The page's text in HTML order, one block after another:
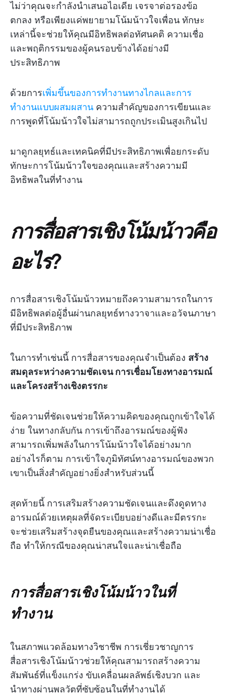
ไม่ว่าคุณจะกำลังนำเสนอไอเดีย เจรจาต่อรองข้อ
ตกลง หรือเพียงแค่พยายามโน้มน้าวใจเพื่อน ทักษะ
เหล่านี้จะช่วยให้คุณมีอิทธิพลต่อทัศนคติ ความเชื่อ
และพฤติกรรมของผู้คนรอบข้างได้อย่างมี
ประสิทธิภาพ
ด้วยการเพิ่มขึ้นของการทำงานทางไกลและการ
ทำงานแบบผสมผสาน ความสำคัญของการเขียนและ
การพูดที่โน้มน้าวใจไม่สามารถถูกประเมินสูงเกินไป
มาดูกลยุทธ์และเทคนิคที่มีประสิทธิภาพเพื่อยกระดับ
ทักษะการโน้มน้าวใจของคุณและสร้างความมี
อิทธิพลในที่ทำงาน
การสื่อสารเชิงโน้มน้าวคือ
อะไร?
การสื่อสารเชิงโน้มน้าวหมายถึงความสามารถในการ
มีอิทธิพลต่อผู้อื่นผ่านกลยุทธ์ทางวาจาและอวัจนภาษา
ที่มีประสิทธิภาพ
ในการทำเช่นนี้ การสื่อสารของคุณจำเป็นต้อง สร้าง
สมดุลระหว่างความชัดเจน การเชื่อมโยงทางอารมณ์
และโครงสร้างเชิงตรรกะ
ข้อความที่ชัดเจนช่วยให้ความคิดของคุณถูกเข้าใจได้
ง่าย ในทางกลับกัน การเข้าถึงอารมณ์ของผู้ฟัง
สามารถเพิ่มพลังในการโน้มน้าวใจได้อย่างมาก
อย่างไรก็ตาม การเข้าใจภูมิทัศน์ทางอารมณ์ของพวก
เขาเป็นสิ่งสำคัญอย่างยิ่งสำหรับส่วนนี้
สุดท้ายนี้ การเสริมสร้างความชัดเจนและดึงดูดทาง
อารมณ์ด้วยเหตุผลที่จัดระเบียบอย่างดีและมีตรรกะ
จะช่วยเสริมสร้างจุดยืนของคุณและสร้างความน่าเชื่อ
ถือ ทำให้กรณีของคุณน่าสนใจและน่าเชื่อถือ
การสื่อสารเชิงโน้มน้าวในที่
ทำงาน
ในสภาพแวดล้อมทางวิชาชีพ การเชี่ยวชาญการ
สื่อสารเชิงโน้มน้าวช่วยให้คุณสามารถสร้างความ
สัมพันธ์ที่แข็งแกร่ง ขับเคลื่อนผลลัพธ์เชิงบวก และ
นำทางผ่านพลวัตที่ซับซ้อนในที่ทำงานได้